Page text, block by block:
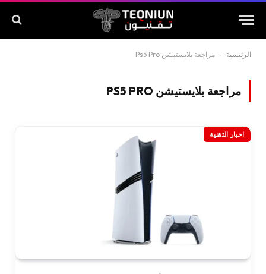
الرئيسية - مراجعة بلايستيشن Ps5 Pro
مراجعة بلايستيشن PS5 PRO
اخبار التقنية